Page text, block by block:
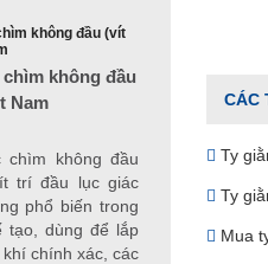
không đầu
Nam
chìm không đầu
trí đầu lục giác
phổ biến trong
tạo, dùng để lắp
chính xác, các
CÁC
Ty
Ty
Mua